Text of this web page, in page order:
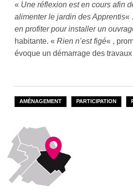
« Une réflexion est en cours afin
alimenter le jardin des Apprentis«
en profiter pour installer un
habitante. « Rien n’est figé« ,
évoque un démarrage des
AMÉNAGEMENT PARTICIPATION